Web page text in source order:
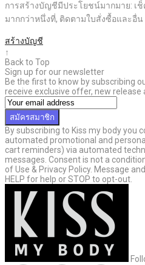
การสร้างบัญชีมีประโยชน์มากมาย: เช็
มากกว่าหนึ่งที่, ติดตามใบสั่งซื้อและอื่น
สร้างบัญชี
↑
Back to Top
Sign up for our newsletter
Be the first to know by subscribing
receive exclusive offer, new release
สมัครสมาชิก
By subscribing to Kiss my body you
automated promotional and
cart reminders) via automated
messages. Consent is not a
of Use & Privacy Policy. Message
HELP for help or STOP to opt-out.